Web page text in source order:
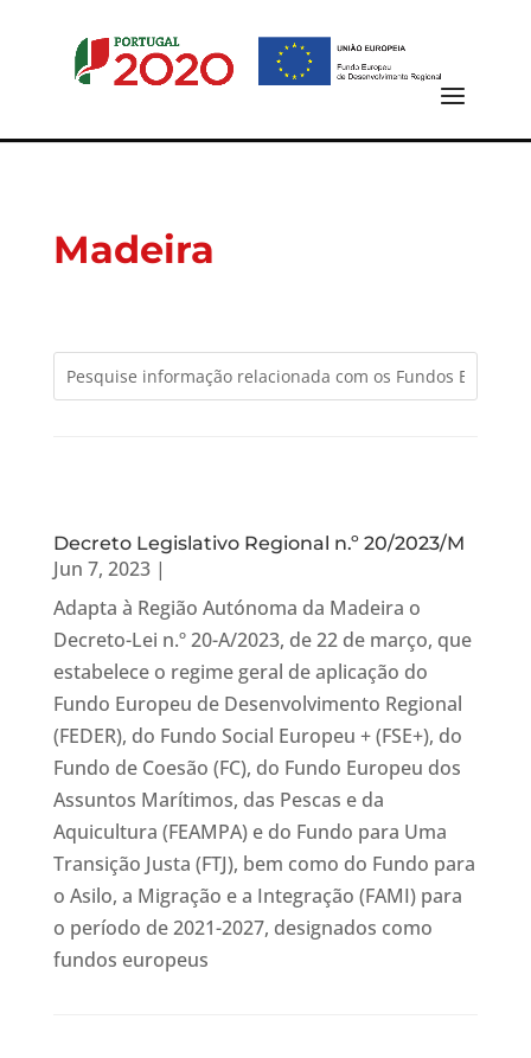
Madeira
Decreto Legislativo Regional n.º 20/2023/M
Jun 7, 2023|
Adapta à Região Autónoma da Madeira o
Decreto-Lei n.º 20-A/2023, de 22 de março, que
estabelece o regime geral de aplicação do
Fundo Europeu de Desenvolvimento Regional
(FEDER), do Fundo Social Europeu + (FSE+), do
Fundo de Coesão (FC), do Fundo Europeu dos
Assuntos Marítimos, das Pescas e da
Aquicultura (FEAMPA) e do Fundo para Uma
Transição Justa (FTJ), bem como do Fundo para
o Asilo, a Migração e a Integração (FAMI) para
o período de 2021-2027, designados como
fundos europeus